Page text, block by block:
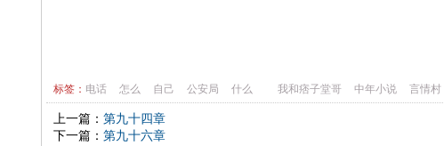
标签： 电话 怎么 自己 公安局 什么 我和痞子堂哥 中年小说 言情村
上一篇： 第九十四章
下一篇： 第九十六章